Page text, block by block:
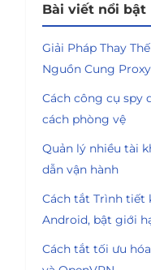
Bài viết nổi bật
Giải Pháp Thay
Nguồn Cung
Cách công cụ spy
cách phòng vệ
Quản lý nhiều tài
dẫn vận hành
Cách tắt Trình tiết
Android, bật giới
Cách tắt tối ưu